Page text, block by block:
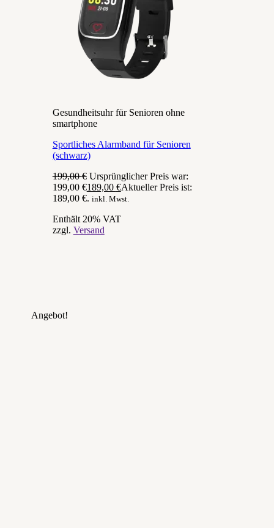
Gesundheitsuhr für Senioren ohne
smartphone
Sportliches Alarmband für Senioren
(schwarz)
199,00€ Ursprünglicher Preis war:
199,00 €189,00 €Aktueller Preis ist:
189,00 €. inkl. Mwst.
Enthält 20% VAT
zzgl. Versand
Angebot!